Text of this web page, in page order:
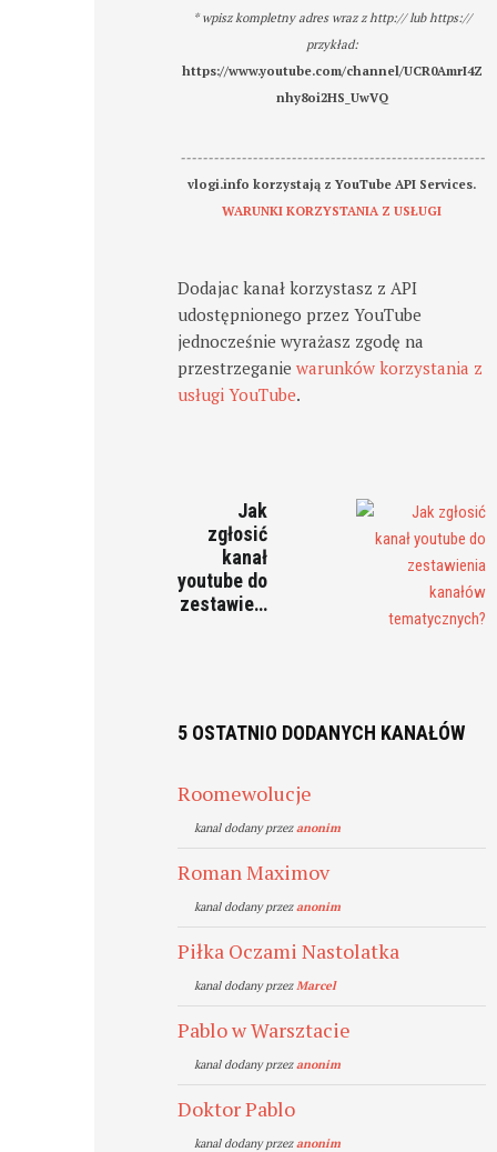
* wpisz kompletny adres wraz z http:// lub https://
przykład:
https://www.youtube.com/channel/UCR0AmrI4Z
nhy8oi2HS_UwVQ
-------------------------------------------------------
vlogi.info korzystają z YouTube API Services.
WARUNKI KORZYSTANIA Z USŁUGI
Dodajac kanał korzystasz z API
udostępnionego przez YouTube
jednocześnie wyrażasz zgodę na
przestrzeganiewarunków korzystania z
usługi YouTube.
Jak
zgłosić
kanał
youtube do
zestawie…
5 OSTATNIO DODANYCH KANAŁÓW
Roomewolucje
kanal dodany przezanonim
Roman Maximov
kanal dodany przezanonim
Piłka Oczami Nastolatka
kanal dodany przezMarcel
Pablo w Warsztacie
kanal dodany przezanonim
Doktor Pablo
kanal dodany przezanonim